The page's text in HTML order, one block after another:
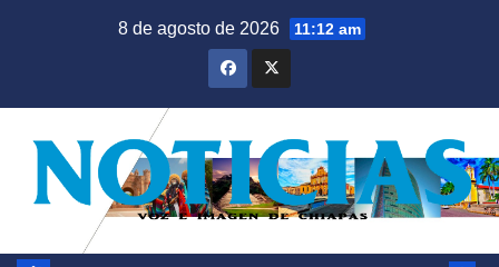
8 de agosto de 2026 11:12 am